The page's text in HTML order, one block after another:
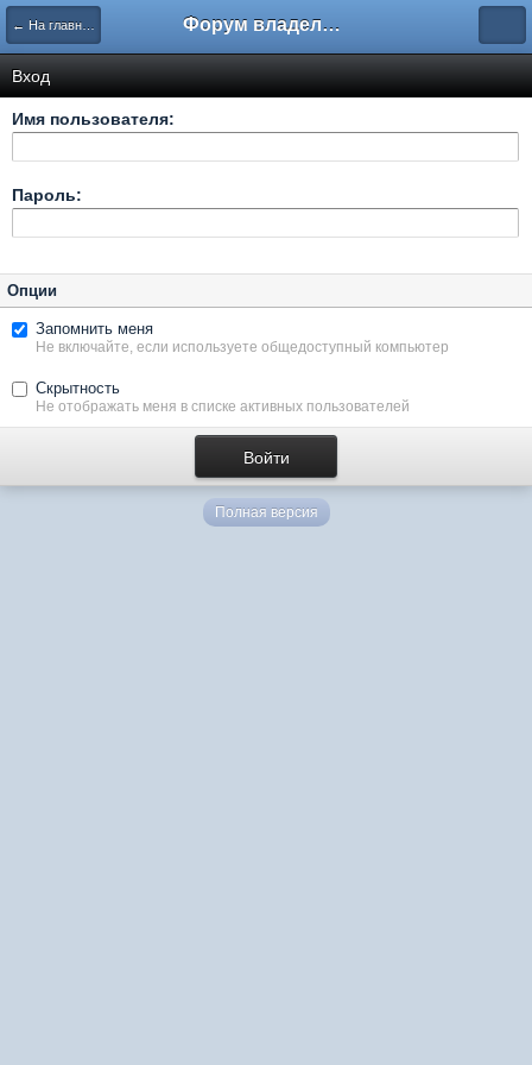
← На главную Форум владельцев интернет-магазинов
Вход
Имя пользователя:
Пароль:
Опции
Запомнить меня
Не включайте, если используете общедоступный компьютер
Скрытность
Не отображать меня в списке активных пользователей
Полная версия